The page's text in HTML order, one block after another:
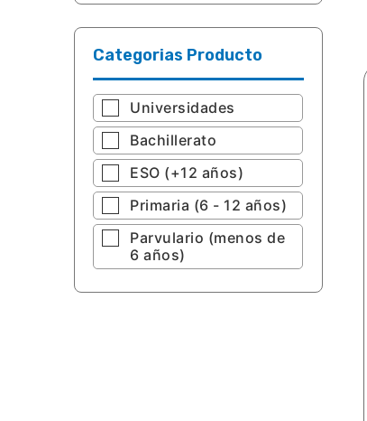
Categorias Producto
Universidades
Bachillerato
ESO (+12 años)
Primaria (6 - 12 años)
Parvulario (menos de
6 años)